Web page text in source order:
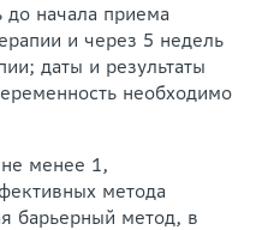
до начала приема
и через 5 недель
даты и результаты
необходимо
не менее 1,
метода
барьерный метод, в